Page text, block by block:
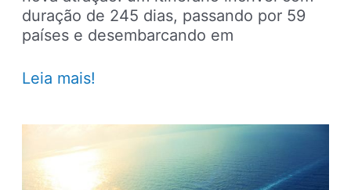
duração de 245 dias, passando por 59
países e desembarcando em
Cruzeiro
mundo
tem
Leia mais!